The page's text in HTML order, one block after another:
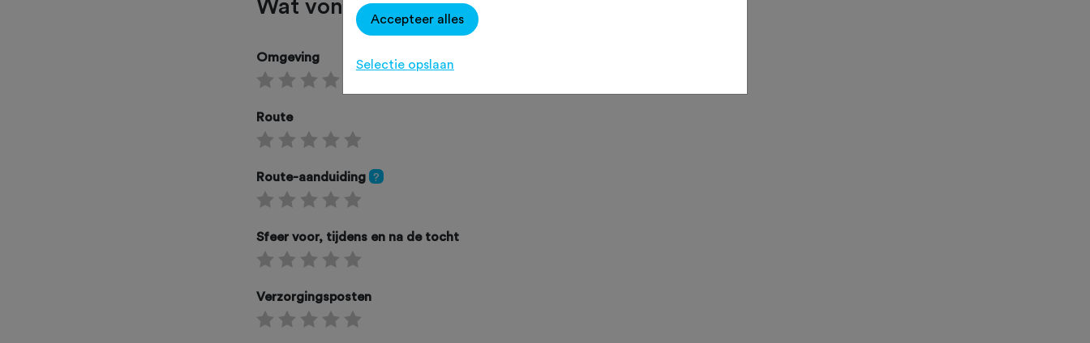
Wat vond je van de volgende onderdelen?
Omgeving
Route
Route-aanduiding ?
Sfeer voor, tijdens en na de tocht
Verzorgingsposten
Accepteer alles
Selectie opslaan